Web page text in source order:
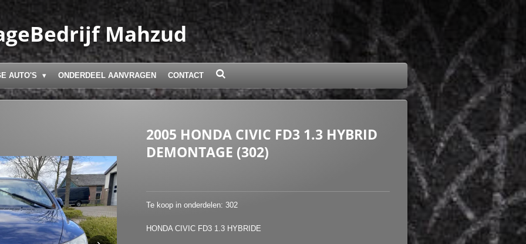
Mahzud
AUTO'S ONDERDEEL AANVRAGEN CONTACT
2005 HONDA CIVIC FD3 1.3 HYBRID
DEMONTAGE (302)
Te koop in onderdelen: 302
HONDA CIVIC FD3 1.3 HYBRIDE